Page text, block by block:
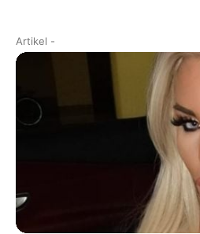
Artikel -